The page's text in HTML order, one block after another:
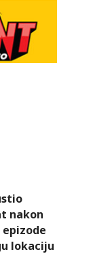
nakon
lokaciju